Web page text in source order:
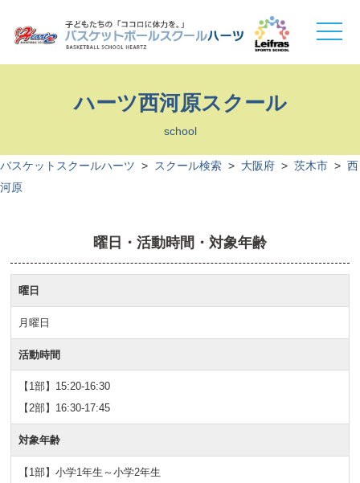
toggle
ハーツ西河原スクール
school
バスケットスクールハーツ > スクール検索 > 大阪府 > 茨木市 > 西
河原
曜日・活動時間・対象年齢
曜日
月曜日
活動時間
【1部】15:20-16:30
【2部】16:30-17:45
対象年齢
【1部】小学1年生～小学2年生